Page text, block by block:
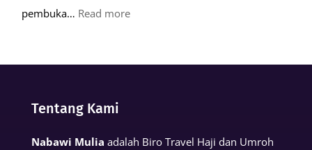
pembuka… Read more:
Muslim
Tentang Kami
Nabawi Mulia adalah Biro Travel Haji dan Umroh